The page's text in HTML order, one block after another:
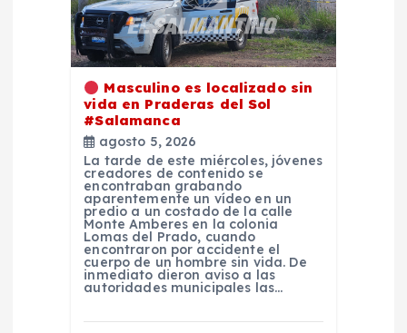
Masculino es localizado sin
vida en Praderas del Sol
#Salamanca
agosto 5, 2026
La tarde de este miércoles, jóvenes
creadores de contenido se
encontraban grabando
aparentemente un vídeo en un
predio a un costado de la calle
Monte Amberes en la colonia
Lomas del Prado, cuando
encontraron por accidente el
cuerpo de un hombre sin vida. De
inmediato dieron aviso a las
autoridades municipales las…